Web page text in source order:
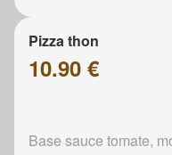
Pizza thon
10.90 €
Base sauce tomate,